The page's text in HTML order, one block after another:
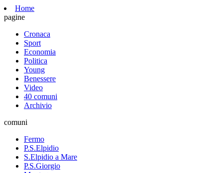
Home
pagine
Cronaca
Sport
Economia
Politica
Young
Benessere
Video
40 comuni
Archivio
comuni
Fermo
P.S.Elpidio
S.Elpidio a Mare
P.S.Giorgio